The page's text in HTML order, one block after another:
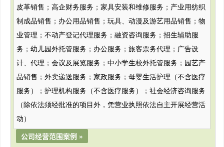
皮革销售；高企财务服务；家具安装和维修服务；产业用纺织
制成品销售；办公用品销售；玩具、动漫及游艺用品销售；物
业管理；不动产登记代理服务；融资咨询服务；招生辅助服
务；幼儿园外托管服务；办公服务；旅客票务代理；广告设
计、代理；会议及展览服务；中小学生校外托管服务；园艺产
品销售；外卖递送服务；家政服务；母婴生活护理（不含医疗
服务）；护理机构服务（不含医疗服务）；社会经济咨询服务
（除依法须经批准的项目外，凭营业执照依法自主开展经营活
动）
公司经营范围案例 »